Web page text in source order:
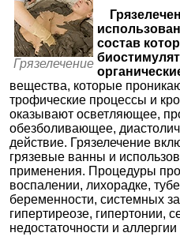
Доктор рядом на Озерной
Москва; ул. Озерная, д. 10; м.
+7(495..показать
1180₽
Доктор рядом в Строгино
Москва; ул. Кулакова, д. 20,
+7(495..показать
1180₽
Лаборатория Здоровья на
Краснодар; ул. Северная, д. 510;
+7(918..показать
1500₽
Мастерская Здоровья на
Санкт-Петербург; пр-т Науки, д.
✚Массаж
✚Светолечение
✚Рефлексотерапия
Ударно-волновая терапия
✚Специалисты
✚Стоун-терапия
✚Теплолечение
✚Лечение электрическими
✚Лечение электрическими
✚Лечение
✚Лечение магнитными
Грязелечение
состав
вещества, которые
трофические процессы и
оказывают осветляющее,
обезболивающее,
действие. Грязелечение
грязевые ванны и
применения. Процедуры
воспалении, лихорадке,
беременности, системных
гипертиреозе, гипертонии,
недостаточности и